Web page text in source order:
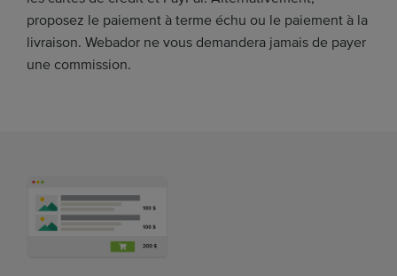
proposez le paiement à terme échu ou le paiement à la
livraison. Webador ne vous demandera jamais de payer
une commission.